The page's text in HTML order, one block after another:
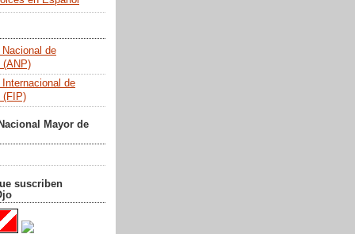
de
(ANP)
Internacional de
(FIP)
Mayor de
suscriben